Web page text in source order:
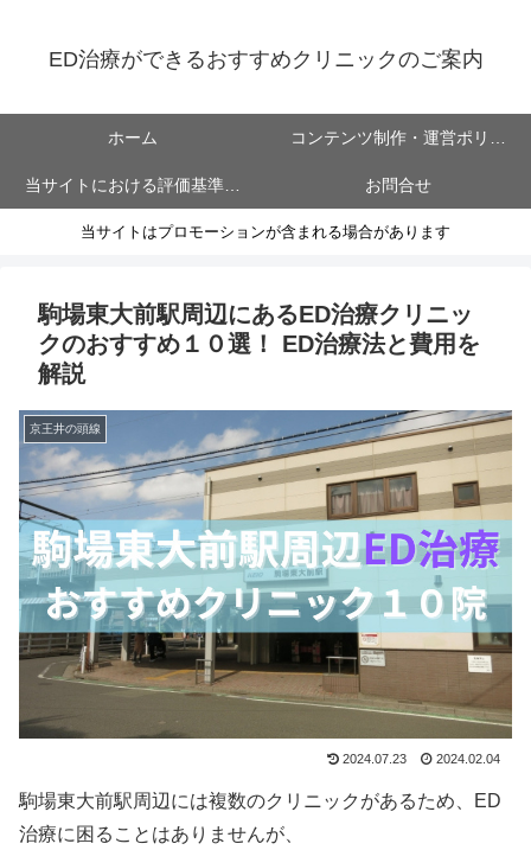
ED治療ができるおすすめクリニックのご案内
ホーム コンテンツ制作・運営ポリシ
ー
当サイトにおける評価基準に
ついて
お問合せ
当サイトはプロモーションが含まれる場合があります
駒場東大前駅周辺にあるED治療クリニッ
クのおすすめ１０選！ ED治療法と費用を
解説
京王井の頭線
2024.07.23 2024.02.04
駒場東大前駅周辺には複数のクリニックがあるため、ED
治療に困ることはありませんが、